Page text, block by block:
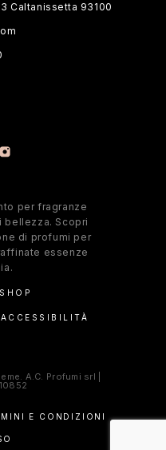
Caltanissetta 93100
per fragranze
Scopri
di profumi per
essenze
A.C. Profumi srl |
E CONDIZIONI